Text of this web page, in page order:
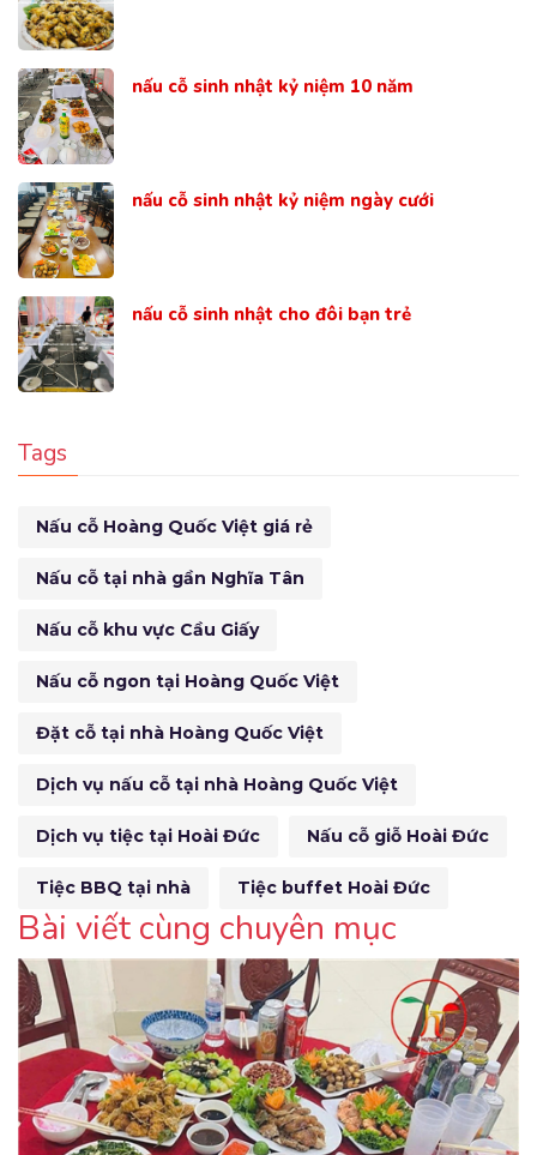
nấu cỗ sinh nhật kỷ niệm 10 năm
nấu cỗ sinh nhật kỷ niệm ngày cưới
nấu cỗ sinh nhật cho đôi bạn trẻ
Tags
Nấu cỗ Hoàng Quốc Việt giá rẻ
Nấu cỗ tại nhà gần Nghĩa Tân
Nấu cỗ khu vực Cầu Giấy
Nấu cỗ ngon tại Hoàng Quốc Việt
Đặt cỗ tại nhà Hoàng Quốc Việt
Dịch vụ nấu cỗ tại nhà Hoàng Quốc Việt
Dịch vụ tiệc tại Hoài Đức Nấu cỗ giỗ Hoài Đức
Tiệc BBQ tại nhà Tiệc buffet Hoài Đức
Bài viết cùng chuyên mục